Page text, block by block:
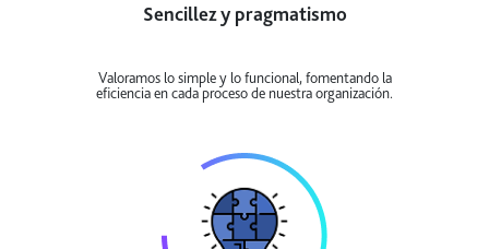
Sencillez y pragmatismo
Valoramos lo simple y lo funcional, fomentando la
eficiencia en cada proceso de nuestra organización.